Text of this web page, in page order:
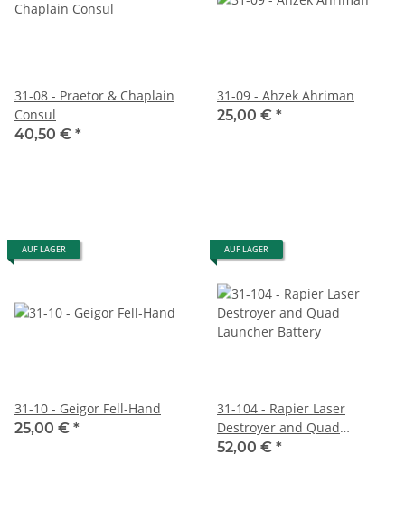
31-08 - Praetor & Chaplain
Consul
40,50 € *
31-09 - Ahzek Ahriman
25,00 € *
AUF LAGER
31-10 - Geigor Fell-Hand
25,00 € *
AUF LAGER
31-104 - Rapier Laser
Destroyer and Quad
Launcher Battery
52,00 € *